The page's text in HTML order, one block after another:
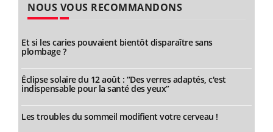
NOUS VOUS RECOMMANDONS
Et si les caries pouvaient bientôt disparaître sans
plombage ?
Éclipse solaire du 12 août : “Des verres adaptés, c'est
indispensable pour la santé des yeux”
Les troubles du sommeil modifient votre cerveau !